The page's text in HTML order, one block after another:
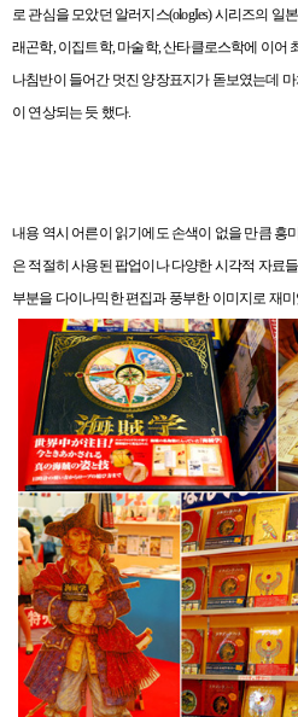
로 관심을 모았던 알러지스(ologIes)시리즈의 일
래곤학, 이집트학, 마술학,산타클로스학에 이어
나침반이 들어간 멋진 양장표지가 돋보였는데
이 연상되는 듯 했다.
내용 역시 어른이 읽기에도 손색이 없을 만큼 흥
은 적절히 사용된 팝업이나 다양한 시각적 자료
부분을 다이나믹한 편집과 풍부한 이미지로 재